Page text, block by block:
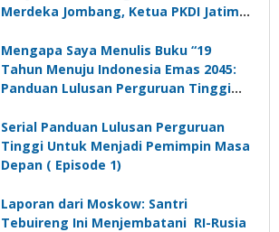
Merdeka Jombang, Ketua PKDI Jatim:
Komunikasi Kades untuk Memajukan
Desa
Mengapa Saya Menulis Buku “19
Tahun Menuju Indonesia Emas 2045:
Panduan Lulusan Perguruan Tinggi
Depan”?
Serial Panduan Lulusan Perguruan
Tinggi Untuk Menjadi Pemimpin Masa
Depan ( Episode 1)
Laporan dari Moskow: Santri
Tebuireng Ini Menjembatani RI-Rusia